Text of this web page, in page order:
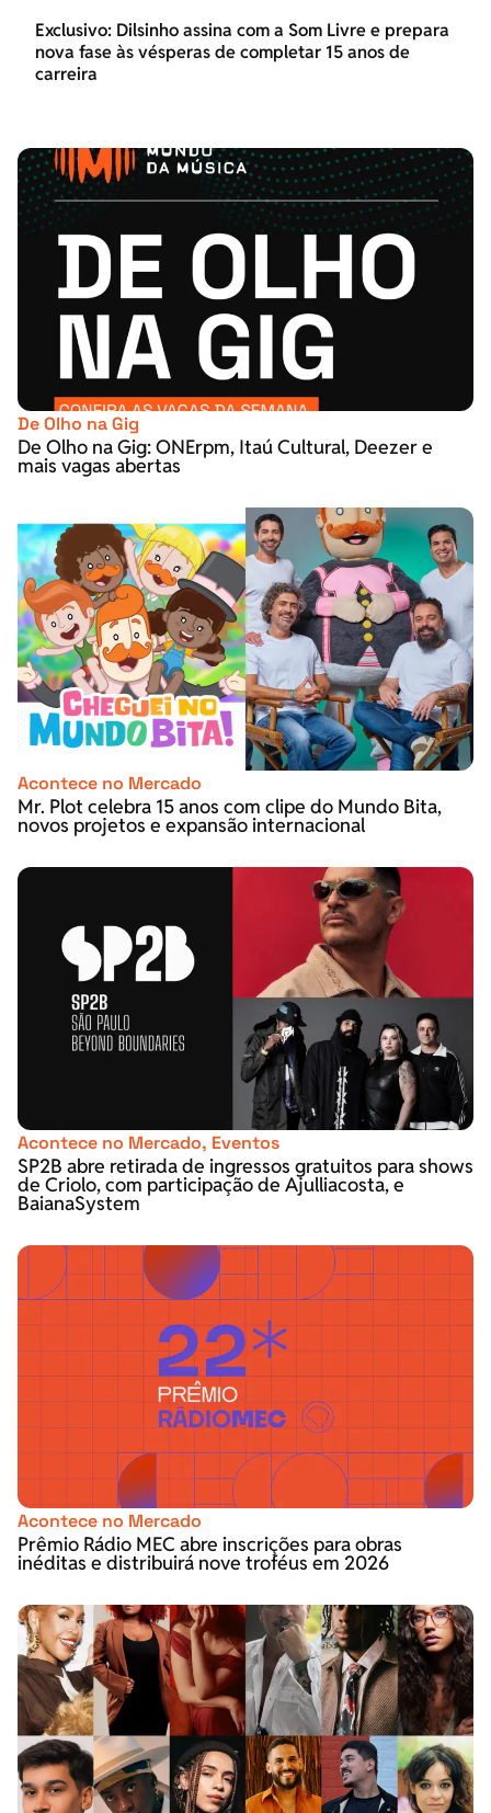
Exclusivo: Dilsinho assina com a Som Livre e prepara
nova fase às vésperas de completar 15 anos de
carreira
De Olho na Gig
De Olho na Gig: ONErpm, Itaú Cultural, Deezer e
mais vagas abertas
Acontece no Mercado
Mr. Plot celebra 15 anos com clipe do Mundo Bita,
novos projetos e expansão internacional
Acontece no Mercado, Eventos
SP2B abre retirada de ingressos gratuitos para shows
de Criolo, com participação de Ajulliacosta, e
BaianaSystem
Acontece no Mercado
Prêmio Rádio MEC abre inscrições para obras
inéditas e distribuirá nove troféus em 2026